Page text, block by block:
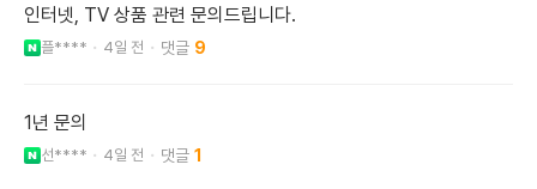
인터넷, TV 상품 관련 문의드립니다.
플**** 4일 전 9
1년 문의
선**** 4일 전 1